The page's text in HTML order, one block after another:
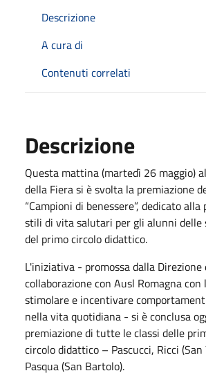
Descrizione
A cura di
Contenuti correlati
Descrizione
Questa mattina (martedì 26 maggio)
della Fiera si è svolta la premiazione
“Campioni di benessere”, dedicato
stili di vita salutari per gli alunni delle
del primo circolo didattico.
L'iniziativa - promossa dalla
collaborazione con Ausl Romagna con
stimolare e incentivare
nella vita quotidiana - si è conclusa
premiazione di tutte le classi delle
circolo didattico – Pascucci, Ricci
Pasqua (San Bartolo).